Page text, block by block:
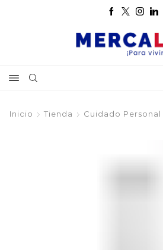
Inicio Tienda Cuidado Personal